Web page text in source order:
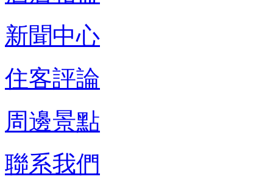
新聞中心
住客評論
周邊景點
聯系我們